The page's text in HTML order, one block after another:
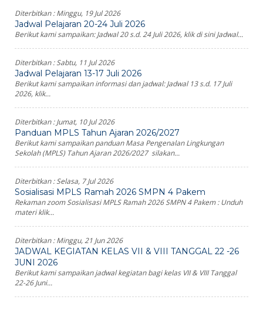
Diterbitkan :Minggu, 19 Jul 2026
Jadwal Pelajaran 20-24 Juli 2026
Berikut kami sampaikan: Jadwal 20 s.d. 24 Juli 2026, klik di sini Jadwal...
Diterbitkan :Sabtu, 11 Jul 2026
Jadwal Pelajaran 13-17 Juli 2026
Berikut kami sampaikan informasi dan jadwal: Jadwal 13 s.d. 17 Juli
2026, klik...
Diterbitkan :Jumat, 10 Jul 2026
Panduan MPLS Tahun Ajaran 2026/2027
Berikut kami sampaikan panduan Masa Pengenalan Lingkungan
Sekolah (MPLS) Tahun Ajaran 2026/2027 silakan...
Diterbitkan :Selasa, 7 Jul 2026
Sosialisasi MPLS Ramah 2026 SMPN 4 Pakem
Rekaman zoom Sosialisasi MPLS Ramah 2026 SMPN 4 Pakem : Unduh
materi klik...
Diterbitkan :Minggu, 21 Jun 2026
JADWAL KEGIATAN KELAS VII & VIII TANGGAL 22 -26
JUNI 2026
Berikut kami sampaikan jadwal kegiatan bagi kelas VII & VIII Tanggal
22-26 Juni...